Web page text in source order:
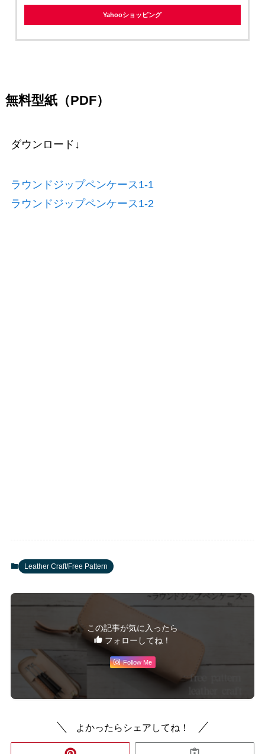
Yahooショッピング
無料型紙（PDF）
ダウンロード↓
ラウンドジップペンケース1-1
ラウンドジップペンケース1-2
Leather Craft/Free Pattern
この記事が気に入ったら
フォローしてね！
Follow Me
よかったらシェアしてね！